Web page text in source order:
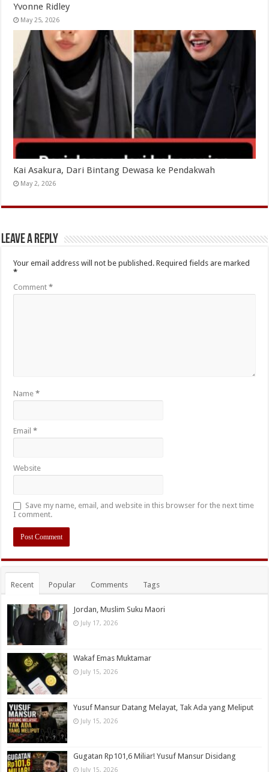
Yvonne Ridley
May 25, 2026
Kai Asakura, Dari Bintang Dewasa ke Pendakwah
May 2, 2026
Leave a Reply
Your email address will not be published. Required fields are marked
*
Comment*
Name*
Email*
Website
Save my name, email, and website in this browser for the next time
I comment.
Recent Popular Comments Tags
Jordan, Muslim Suku Maori
July 17, 2026
Wakaf Emas Muktamar
July 15, 2026
Yusuf Mansur Datang Melayat, Tak Ada yang Meliput
July 15, 2026
Gugatan Rp101,6 Miliar! Yusuf Mansur Disidang
July 15, 2026